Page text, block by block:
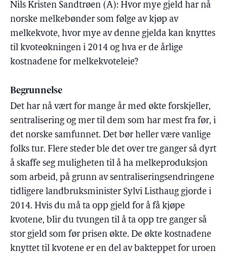
Nils Kristen Sandtrøen (A): Hvor mye gjeld har nå
norske melkebønder som følge av kjøp av
melkekvote, hvor mye av denne gjelda kan knyttes
til kvoteøkningen i 2014 og hva er de årlige
kostnadene for melkekvoteleie?
Begrunnelse
Det har nå vært for mange år med økte forskjeller,
sentralisering og mer til dem som har mest fra før, i
det norske samfunnet. Det bør heller være vanlige
folks tur. Flere steder ble det over tre ganger så dyrt
å skaffe seg muligheten til å ha melkeproduksjon
som arbeid, på grunn av sentraliseringsendringene
tidligere landbruksminister Sylvi Listhaug gjorde i
2014. Hvis du må ta opp gjeld for å få kjøpe
kvotene, blir du tvungen til å ta opp tre ganger så
stor gjeld som før prisen økte. De økte kostnadene
knyttet til kvotene er en del av bakteppet for uroen